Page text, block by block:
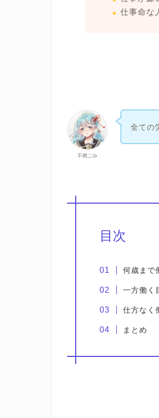
仕事命な
不燃ごみ
全ての
目次
何歳まで
一方働く
仕方なく
まとめ